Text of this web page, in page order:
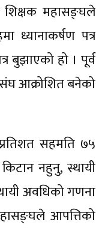
शिक्षक महासङ्घले
ध्यानाकर्षण पत्र
हो । पूर्व
आक्रोशित बनेको
सहमति ७५
नहुनु, स्थायी
अवधिको गणना
आपत्तिको